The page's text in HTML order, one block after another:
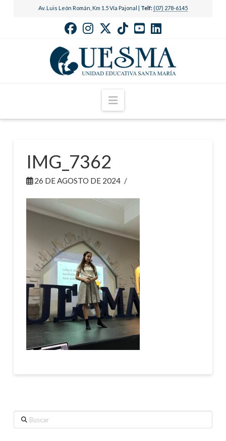
Av. Luis León Román, Km 1.5 Vía Pajonal | Telf: (07) 278-6145
Navigation
IMG_7362
26 DE AGOSTO DE 2024
Buscar